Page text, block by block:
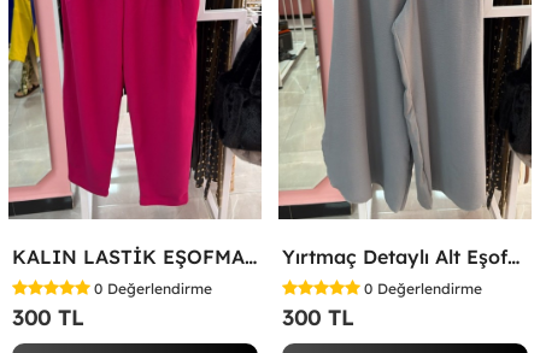
KALIN LASTİK EŞOFMAN ALTI Fuşya
0 Değerlendirme
300 TL
Yırtmaç Detaylı Alt Eşofman Altı Gri
0 Değerlendirme
300 TL